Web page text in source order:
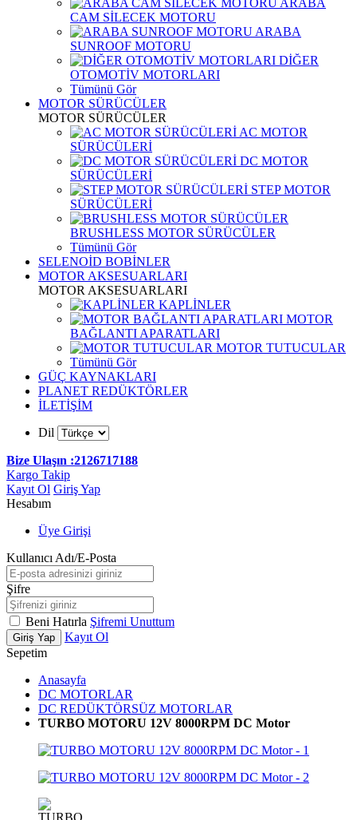
ARABA
CAM SİLECEK MOTORU
ARABA
SUNROOF MOTORU
DİĞER
OTOMOTİV MOTORLARI
Tümünü Gör
MOTOR SÜRÜCÜLER
MOTOR SÜRÜCÜLER
AC MOTOR
SÜRÜCÜLERİ
DC MOTOR
SÜRÜCÜLERİ
STEP MOTOR
SÜRÜCÜLERİ
BRUSHLESS MOTOR SÜRÜCÜLER
Tümünü Gör
SELENOİD BOBİNLER
MOTOR AKSESUARLARI
MOTOR AKSESUARLARI
KAPLİNLER
MOTOR
BAĞLANTI APARATLARI
MOTOR TUTUCULAR
Tümünü Gör
GÜÇ KAYNAKLARI
PLANET REDÜKTÖRLER
İLETİŞİM
Dil
Bize Ulaşın :2126717188
Kargo Takip
Kayıt Ol Giriş Yap
Hesabım
Üye Girişi
Kullanıcı Adı/E-Posta
Şifre
Beni Hatırla Şifremi Unuttum
Giriş Yap
Kayıt Ol
Sepetim
Anasayfa
DC MOTORLAR
DC REDÜKTÖRSÜZ MOTORLAR
TURBO MOTORU 12V 8000RPM DC Motor